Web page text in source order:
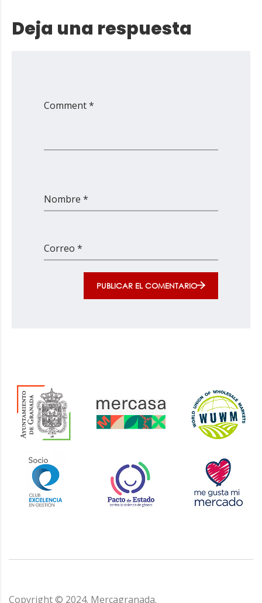
Deja una respuesta
Comment *
Nombre *
Correo *
PUBLICAR EL COMENTARIO
Copyright © 2024. Mercagranada.